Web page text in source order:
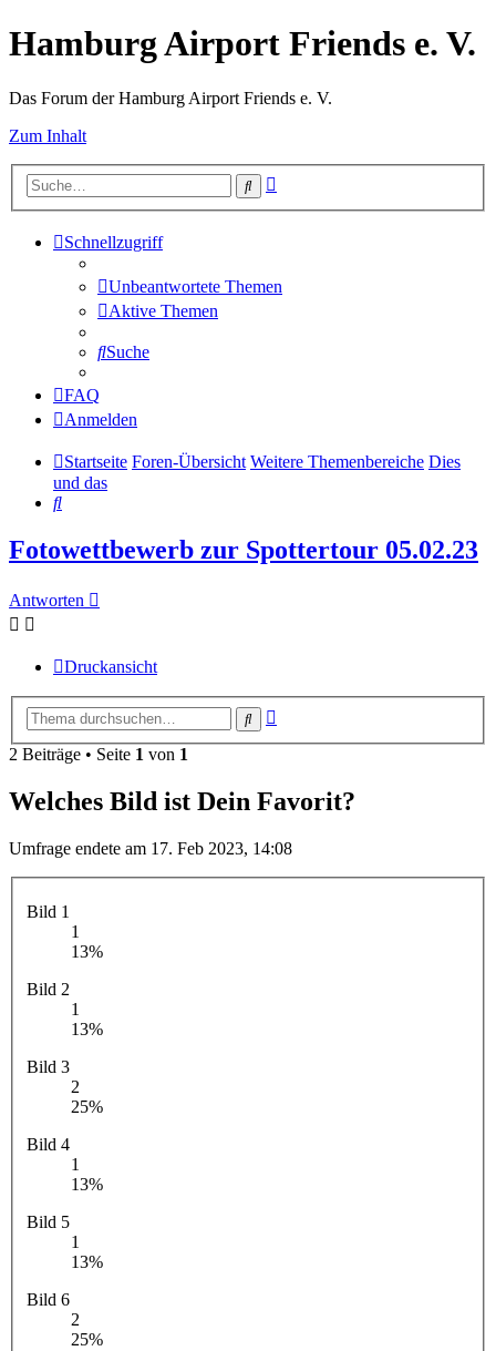
Hamburg Airport Friends e. V.
Das Forum der Hamburg Airport Friends e. V.
Zum Inhalt
Suche
Schnellzugriff
Unbeantwortete Themen
Aktive Themen
Suche
FAQ
Anmelden
Startseite Foren-Übersicht Weitere Themenbereiche Dies
und das
Suche
Fotowettbewerb zur Spottertour 05.02.23
Antworten
Druckansicht
Suche
2 Beiträge • Seite 1 von 1
Welches Bild ist Dein Favorit?
Umfrage endete am 17. Feb 2023, 14:08
Bild 1
1
13%
Bild 2
1
13%
Bild 3
2
25%
Bild 4
1
13%
Bild 5
1
13%
Bild 6
2
25%